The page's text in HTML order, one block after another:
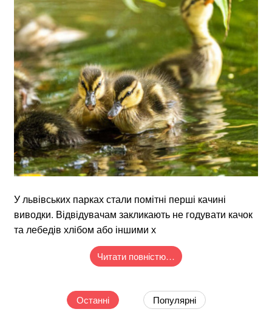
У львівських парках стали помітні перші качині
виводки. Відвідувачам закликають не годувати качок
та лебедів хлібом або іншими х
Читати повністю…
Останні Популярні